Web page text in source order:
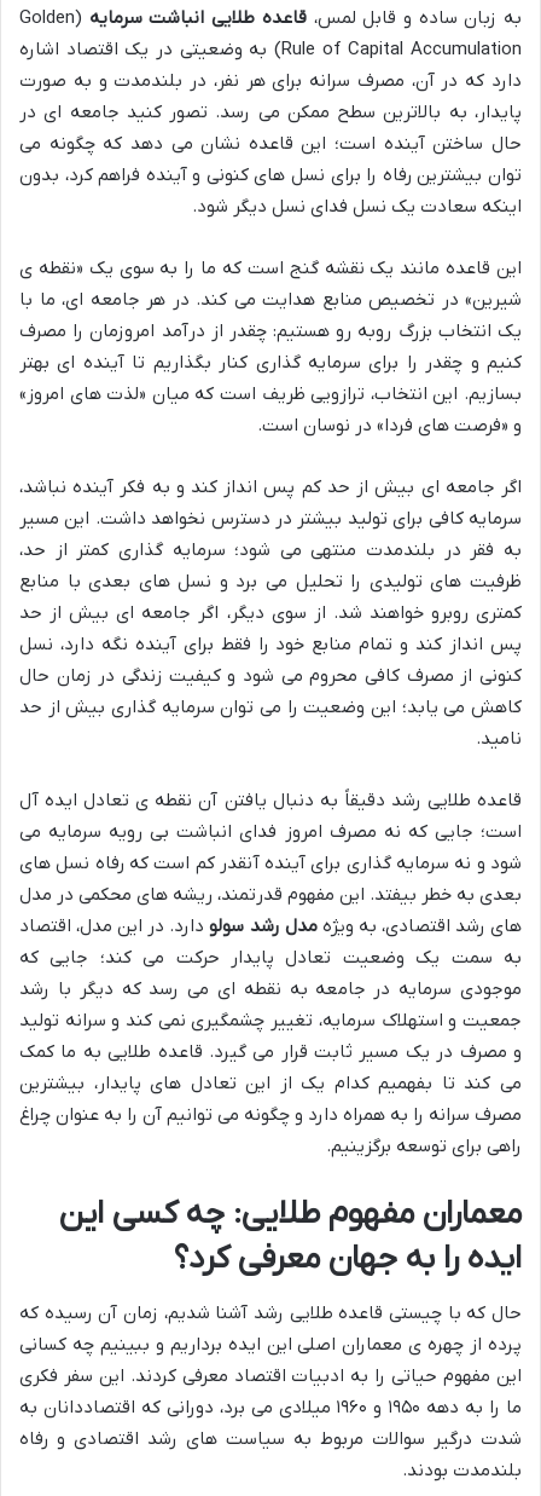
به زبان ساده و قابل لمس،قاعده طلایی انباشت سرمایه
(Golden
Rule of Capital Accumulation) به وضعیتی در یک اقتصاد اشاره
دارد که در آن، مصرف سرانه برای هر نفر، در بلندمدت و به صورت
پایدار، به بالاترین سطح ممکن می رسد. تصور کنید جامعه ای در
حال ساختن آینده است؛ این قاعده نشان می دهد که چگونه می
توان بیشترین رفاه را برای نسل های کنونی و آینده فراهم کرد، بدون
اینکه سعادت یک نسل فدای نسل دیگر شود.
این قاعده مانند یک نقشه گنج است که ما را به سوی یک «نقطه ی
شیرین» در تخصیص منابع هدایت می کند. در هر جامعه ای، ما با
یک انتخاب بزرگ روبه رو هستیم: چقدر از درآمد امروزمان را مصرف
کنیم و چقدر را برای سرمایه گذاری کنار بگذاریم تا آینده ای بهتر
بسازیم. این انتخاب، ترازویی ظریف است که میان «لذت های امروز»
و «فرصت های فردا» در نوسان است.
اگر جامعه ای بیش از حد کم پس انداز کند و به فکر آینده نباشد،
سرمایه کافی برای تولید بیشتر در دسترس نخواهد داشت. این مسیر
به فقر در بلندمدت منتهی می شود؛ سرمایه گذاری کمتر از حد،
ظرفیت های تولیدی را تحلیل می برد و نسل های بعدی با منابع
کمتری روبرو خواهند شد. از سوی دیگر، اگر جامعه ای بیش از حد
پس انداز کند و تمام منابع خود را فقط برای آینده نگه دارد، نسل
کنونی از مصرف کافی محروم می شود و کیفیت زندگی در زمان حال
کاهش می یابد؛ این وضعیت را می توان سرمایه گذاری بیش از حد
نامید.
قاعده طلایی رشد دقیقاً به دنبال یافتن آن نقطه ی تعادل ایده آل
است؛ جایی که نه مصرف امروز فدای انباشت بی رویه سرمایه می
شود و نه سرمایه گذاری برای آینده آنقدر کم است که رفاه نسل های
بعدی به خطر بیفتد. این مفهوم قدرتمند، ریشه های محکمی در مدل
های رشد اقتصادی، به ویژهمدل رشد سولودارد. در این مدل، اقتصاد
به سمت یک وضعیت تعادل پایدار حرکت می کند؛ جایی که
موجودی سرمایه در جامعه به نقطه ای می رسد که دیگر با رشد
جمعیت و استهلاک سرمایه، تغییر چشمگیری نمی کند و سرانه تولید
و مصرف در یک مسیر ثابت قرار می گیرد. قاعده طلایی به ما کمک
می کند تا بفهمیم کدام یک از این تعادل های پایدار، بیشترین
مصرف سرانه را به همراه دارد و چگونه می توانیم آن را به عنوان چراغ
راهی برای توسعه برگزینیم.
معماران مفهوم طلایی: چه کسی این
ایده را به جهان معرفی کرد؟
حال که با چیستی قاعده طلایی رشد آشنا شدیم، زمان آن رسیده که
پرده از چهره ی معماران اصلی این ایده برداریم و ببینیم چه کسانی
این مفهوم حیاتی را به ادبیات اقتصاد معرفی کردند. این سفر فکری
ما را به دهه ۱۹۵۰ و ۱۹۶۰ میلادی می برد، دورانی که اقتصاددانان به
شدت درگیر سوالات مربوط به سیاست های رشد اقتصادی و رفاه
بلندمدت بودند.